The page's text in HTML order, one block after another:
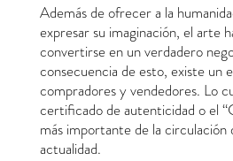
Además de ofrecer a la
expresar su imaginación, el arte
convertirse en un verdadero
consecuencia de esto, existe un
compradores y vendedores. Lo
certificado de autenticidad o el
más importante de la circulación
actualidad.